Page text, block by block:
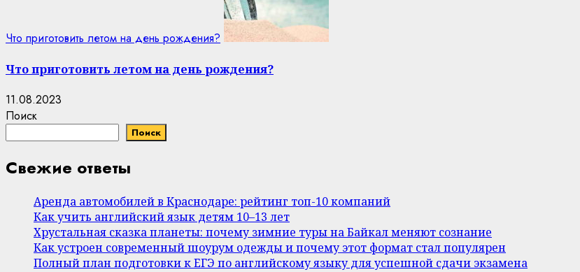
Что приготовить летом на день рождения?
Что приготовить летом на день рождения?
11.08.2023
Поиск
Поиск
Свежие ответы
Аренда автомобилей в Краснодаре: рейтинг топ-10 компаний
Как учить английский язык детям 10–13 лет
Хрустальная сказка планеты: почему зимние туры на Байкал меняют сознание
Как устроен современный шоурум одежды и почему этот формат стал популярен
Полный план подготовки к ЕГЭ по английскому языку для успешной сдачи экзамена